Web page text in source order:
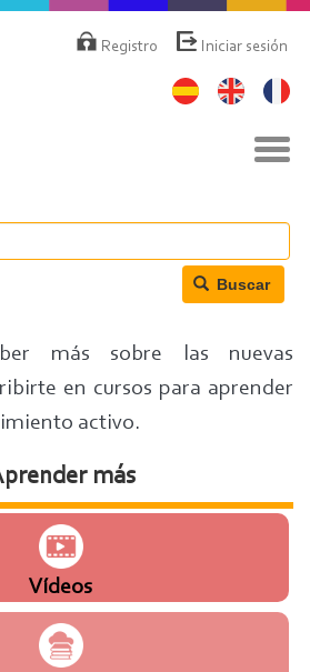
deRegistro Iniciar sesión
Buscar
más sobre las nuevas
en cursos para aprender
activo.
más
Vídeos